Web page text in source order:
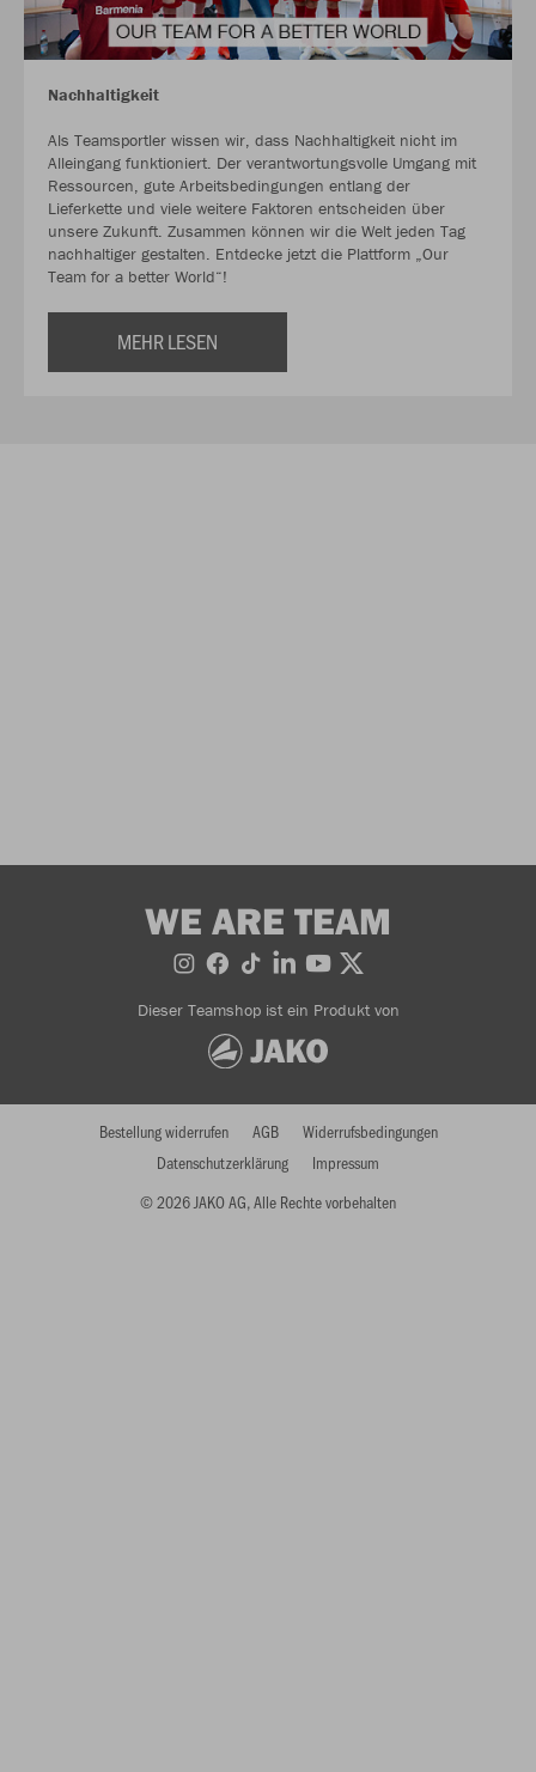
Nachhaltigkeit
Als Teamsportler wissen wir, dass Nachhaltigkeit nicht im
Alleingang funktioniert. Der verantwortungsvolle Umgang mit
Ressourcen, gute Arbeitsbedingungen entlang der
Lieferkette und viele weitere Faktoren entscheiden über
unsere Zukunft. Zusammen können wir die Welt jeden Tag
nachhaltiger gestalten. Entdecke jetzt die Plattform „Our
Team for a better World“!
MEHR LESEN
WE ARE TEAM
Dieser Teamshop ist ein Produkt von
© 2026 JAKO AG, Alle Rechte vorbehalten
Bestellung widerrufen AGB
Widerrufsbedingungen
Datenschutzerklärung
Impressum